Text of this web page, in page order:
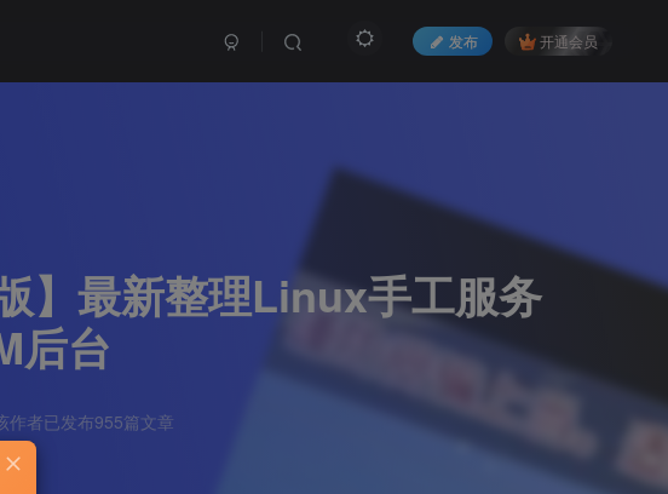
】最新整理Linux手工服务
后台
作者已发布955篇文章
发布 开通会员